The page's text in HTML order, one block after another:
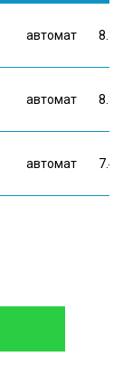
автомат
автомат
автомат